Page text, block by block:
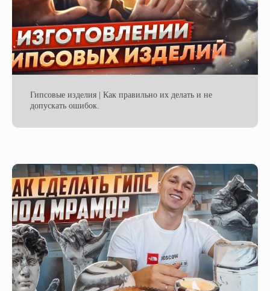
Гипсовые изделия | Как правильно их делать и не
допускать ошибок.